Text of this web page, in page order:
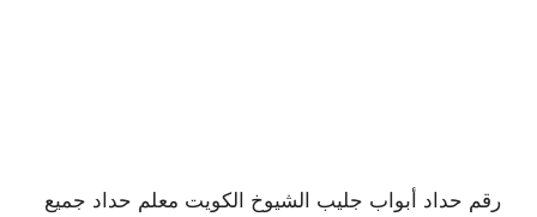
رقم حداد أبواب جليب الشيوخ الكويت معلم حداد جميع